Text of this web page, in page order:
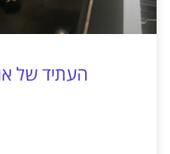
העתיד של